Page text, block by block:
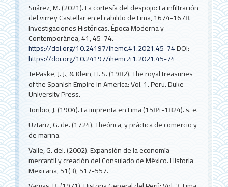
Suárez, M. (2021). La cortesía del despojo: La infiltración
del virrey Castellar en el cabildo de Lima, 1674-1678.
Investigaciones Históricas. Época Moderna y
Contemporánea, 41, 45-74.
https://doi.org/10.24197/ihemc.41.2021.45-74DOI:
https://doi.org/10.24197/ihemc.41.2021.45-74
TePaske, J. J., & Klein, H. S. (1982). The royal treasuries
of the Spanish Empire in America: Vol. 1. Peru. Duke
University Press.
Toribio, J. (1904). La imprenta en Lima (1584-1824). s. e.
Uztariz, G. de. (1724). Theórica, y práctica de comercio y
de marina.
Valle, G. del. (2002). Expansión de la economía
mercantil y creación del Consulado de México. Historia
Mexicana, 51(3), 517-557.